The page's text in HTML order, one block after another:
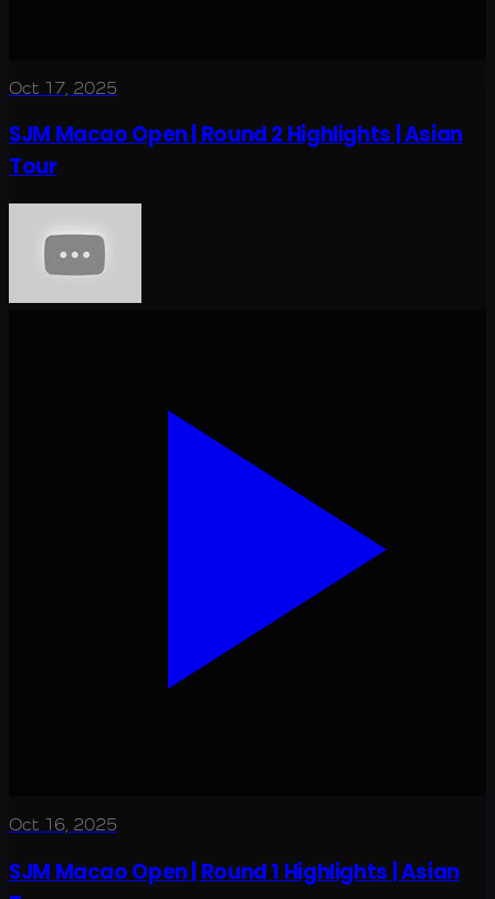
Oct 17, 2025
SJM Macao Open | Round 2 Highlights | Asian
Tour
Oct 16, 2025
SJM Macao Open | Round 1 Highlights | Asian